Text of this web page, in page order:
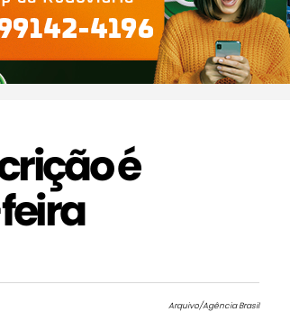
é
Arquivo/Agência Brasil